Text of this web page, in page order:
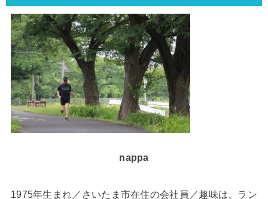
nappa
1975年生まれ／さいたま市在住の会社員／趣味は、ラン